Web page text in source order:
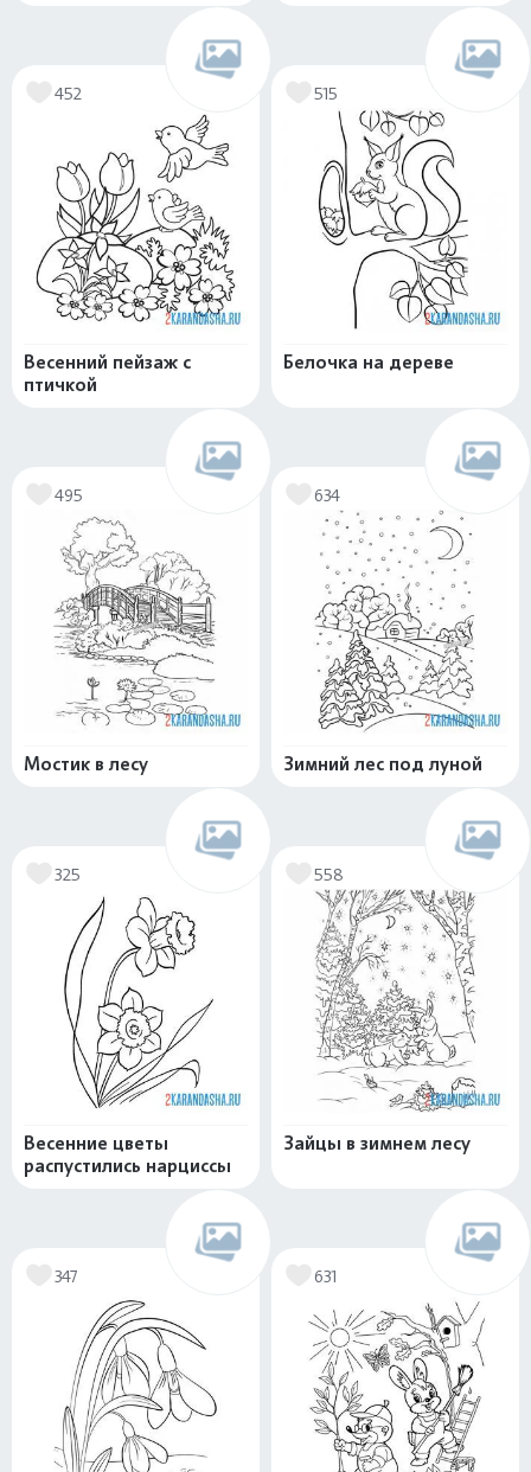
452
Весенний пейзаж с
птичкой
515
Белочка на дереве
495
Мостик в лесу
634
Зимний лес под луной
325
Весенние цветы
распустились нарциссы
558
Зайцы в зимнем лесу
347 631